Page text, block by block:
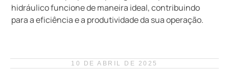
hidráulico funcione de maneira ideal, contribuindo
para a eficiência e a produtividade da sua operação.
10 DE ABRIL DE 2025